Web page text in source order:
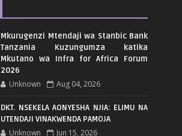
Mkurugenzi Mtendaji wa Stanbic Bank
Tanzania Kuzungumza katika
Mkutano wa Infra for Africa Forum
2026
Unknown Aug 04, 2026
DKT. NSEKELA AONYESHA NJIA: ELIMU NA
UTENDAJI VINAKWENDA PAMOJA
Unknown Jun 15, 2026